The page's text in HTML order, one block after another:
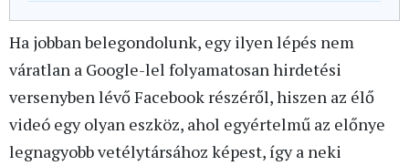
Ha jobban belegondolunk, egy ilyen lépés nem
váratlan a Google-lel folyamatosan hirdetési
versenyben lévő Facebook részéről, hiszen az élő
videó egy olyan eszköz, ahol egyértelmű az előnye
legnagyobb vetélytársához képest, így a neki